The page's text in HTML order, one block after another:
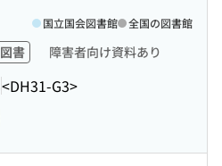
図書 障害者向け資料あり
<DH31-G3>
国立国会図書館 全国の図書館